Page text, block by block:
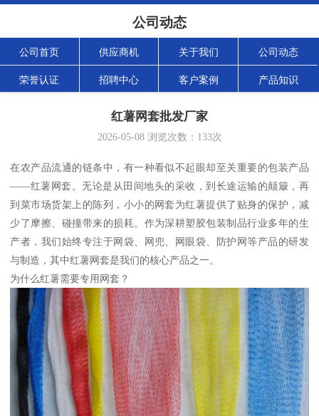
公司动态
公司首页 供应商机 关于我们 公司动态
荣誉认证 招聘中心 客户案例 产品知识
红薯网套批发厂家
2026-05-08浏览次数： 133次
在农产品流通的链条中，有一种看似不起眼却至关重要的包装产品
——红薯网套。无论是从田间地头的采收，到长途运输的颠簸，再
到菜市场货架上的陈列，小小的网套为红薯提供了贴身的保护，减
少了摩擦、碰撞带来的损耗。作为深耕塑胶包装制品行业多年的生
产者，我们始终专注于网袋、网兜、网眼袋、防护网等产品的研发
与制造，其中红薯网套是我们的核心产品之一。
为什么红薯需要专用网套？